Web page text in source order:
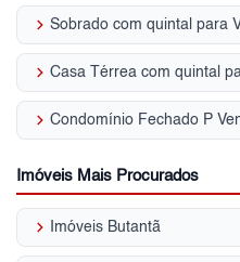
keyboard_arrow_right Sobrado com quintal para
keyboard_arrow_right Casa Térrea com quintal
keyboard_arrow_right
Imóveis Mais Procurados
keyboard_arrow_right Imóveis Butantã